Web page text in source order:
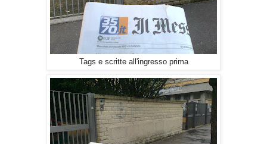
Tags e scritte all'ingresso prima